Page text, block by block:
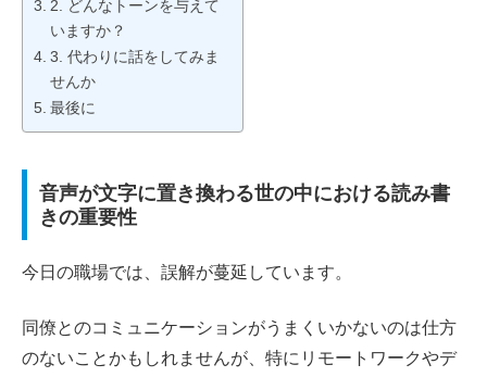
2. どんなトーンを与えて
いますか？
3. 代わりに話をしてみま
せんか
最後に
音声が文字に置き換わる世の中における読み書
きの重要性
今日の職場では、誤解が蔓延しています。
同僚とのコミュニケーションがうまくいかないのは仕方
のないことかもしれませんが、特にリモートワークやデ